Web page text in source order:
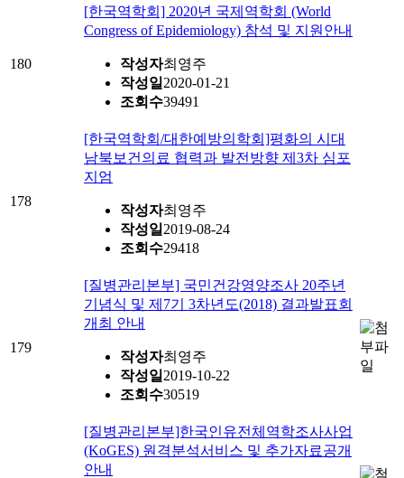
180
[한국역학회] 2020년 국제역학회 (World
Congress of Epidemiology) 참석 및 지원안내
작성자최영주
작성일 2020-01-21
조회수39491
178
[한국역학회/대한예방의학회]평화의 시대
남북보건의료 협력과 발전방향 제3차 심포
지엄
작성자최영주
작성일 2019-08-24
조회수29418
179
[질병관리본부] 국민건강영양조사 20주년
기념식 및 제7기 3차년도(2018) 결과발표회
개최 안내
작성자최영주
작성일 2019-10-22
조회수30519
[질병관리본부]한국인유전체역학조사사업
(KoGES) 원격분석서비스 및 추가자료공개
안내